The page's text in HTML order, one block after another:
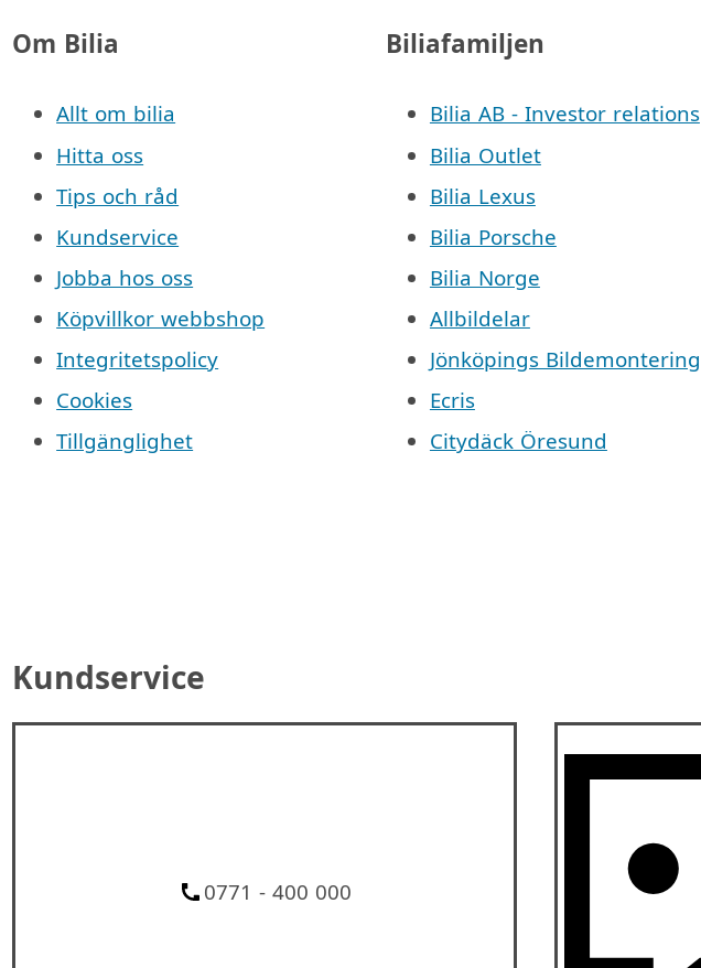
Om Bilia
Allt om bilia
Hitta oss
Tips och råd
Kundservice
Jobba hos oss
Köpvillkor webbshop
Integritetspolicy
Cookies
Tillgänglighet
Biliafamiljen
Bilia AB - Investor relations
Bilia Outlet
Bilia Lexus
Bilia Porsche
Bilia Norge
Allbildelar
Jönköpings Bildemontering
Ecris
Citydäck Öresund
Kundservice
0771 - 400 000